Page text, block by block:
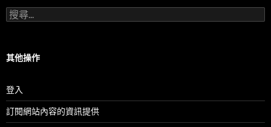
動
(按
搜
尋
字:
其他操作
登入
訂閱網站內容的資訊提供